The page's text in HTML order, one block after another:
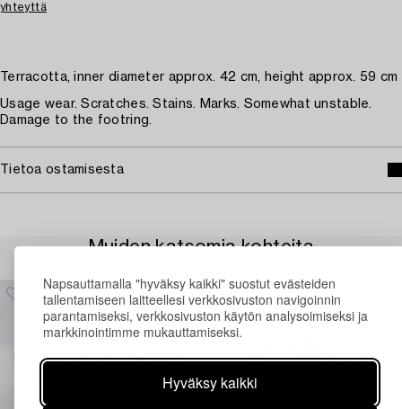
Napsauttamalla "hyväksy kaikki" suostut evästeiden
tallentamiseen laitteellesi verkkosivuston navigoinnin
parantamiseksi, verkkosivuston käytön analysoimiseksi ja
markkinointimme mukauttamiseksi.
Hyväksy kaikki
yhteyttä
Terracotta, inner diameter approx. 42 cm, height approx. 59 cm
Usage wear. Scratches. Stains. Marks. Somewhat unstable.
Damage to the footring.
Tietoa ostamisesta
Muiden katsomia kohteita